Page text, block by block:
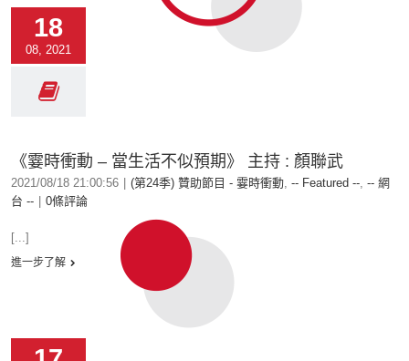
18
08, 2021
《霎時衝動 – 當生活不似預期》 主持 : 顏聯武
2021/08/18 21:00:56 (第24季) 贊助節目 - 霎時衝動, -- Featured --, -- 網
台 --
0條評論
[...]
進一步了解